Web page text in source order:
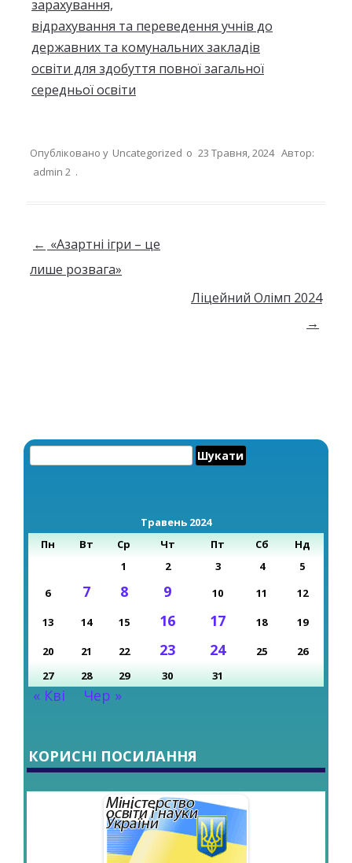
зарахування,
відрахування та переведення учнів до
державних та комунальних закладів
освіти для здобуття повної загальної
середньої освіти
Опубліковано у Uncategorized о 23 Травня, 2024 Автор:
admin 2 .
Навігація по запису
← «Азартні ігри – це
лише розвага»
Ліцейний Олімп 2024
→
Травень 2024
Пн
Вт Ср Чт Пт Сб
Нд
1
2 3 4
5
6
7 8 9 10 11 12
13 14 15 16 17 18 19
20 21 22 23 24 25
26
27
28 29 30 31
« Кві Чер »
КОРИСНІ ПОСИЛАННЯ